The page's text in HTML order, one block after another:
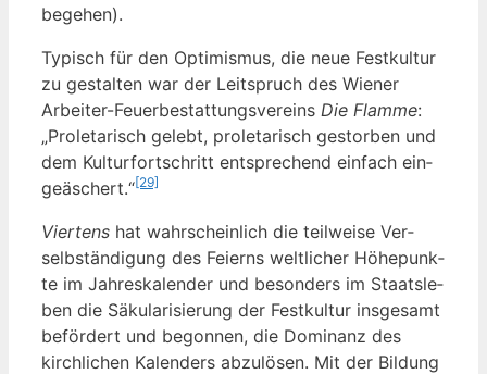
begehen).
Typisch für den Opti­mis­mus, die neue Fest­kul­tur
zu gestal­ten war der Leit­spruch des Wie­ner
Arbei­ter-Feu­er­be­stat­tungs­ver­eins Die Flam­me:
„Pro­le­ta­risch gelebt, pro­le­ta­risch gestor­ben und
dem Kul­tur­fort­schritt ent­spre­chend ein­fach ein­
ge­äschert.“[29]
Vier­tens hat wahr­schein­lich die teil­wei­se Ver­
selb­stän­di­gung des Fei­erns welt­li­cher Höhe­punk­
te im Jah­res­ka­len­der und beson­ders im Staats­le­
ben die Säku­la­ri­sie­rung der Fest­kul­tur ins­ge­samt
beför­dert und begon­nen, die Domi­nanz des
kirch­li­chen Kalen­ders abzu­lö­sen. Mit der Bil­dung